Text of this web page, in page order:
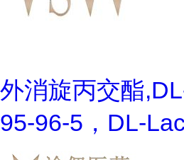
外消旋丙交酯
95-96-5，DL-